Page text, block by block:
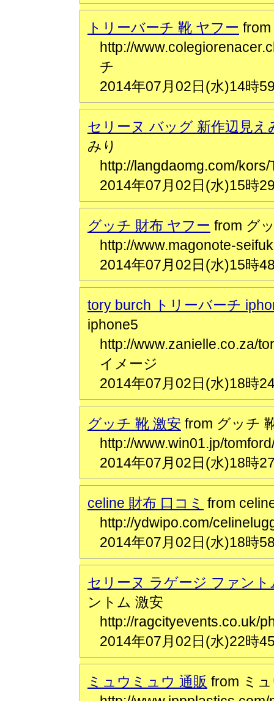
トリーバーチ 靴 ヤフー
http://
チ
2014年07月02日(水)14時
セリーヌ バッグ 新作辺見え
みり
http://langdaomg.com/
2014年07月02日(水)15時
グッチ 財布 ヤフー from グ
http://www.magonote-
2014年07月02日(水)15時
tory burch トリーバーチ
iphone5
http://www.zanielle.co.za/
イメージ
2014年07月02日(水)18時
グッチ 靴 激安 from グッチ
http://www.win01.jp/
2014年07月02日(水)18時
celine 財布 口コミ from
http://ydwipo.com/
2014年07月02日(水)18時
セリーヌ ラゲージ ファント
ントム 激安
http://ragcityevents.co.uk/
2014年07月02日(水)22時
ミュウミュウ 通販 from ミ